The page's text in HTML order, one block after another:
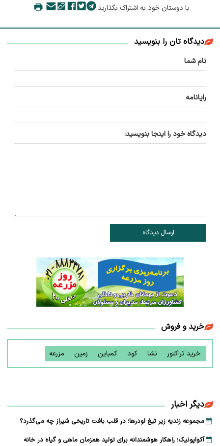
با دوستان خود به اشتراک بگذارید:
دیدگاه تان را بنویسید
نام شما
رایانامه
دیدگاه خود را اینجا بنویسید:
ارسال دیدگاه
خرید و فروش
خرید تراکتور نشا کود کمباین زمین مزرعه
دیگر اخبار
مجموعه زندیه زیر تیغ لودرها؛ در قلب بافت تاریخی شیراز چه می‌گذرد؟
آکواپونیک؛ راهکار هوشمندانه برای تولید همزمان ماهی و گیاه در خانه